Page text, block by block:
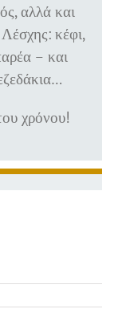
αλλά και
κέφι,
– και
χρόνου!